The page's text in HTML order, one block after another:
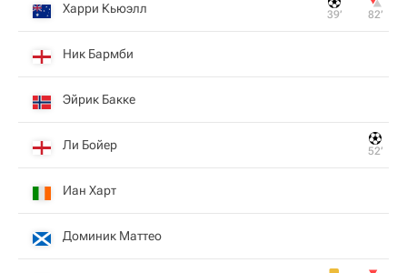
Харри Кьюэлл 39‎’‎ 82‎’‎
Ник Бармби
Эйрик Бакке
Ли Бойер 52‎’‎
Иан Харт
Доминик Маттео